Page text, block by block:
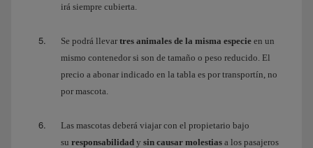
irá siempre cubierta.
Se podrá llevar tres animales de la misma especie en un
mismo contenedor si son de tamaño o peso reducido. El
precio a abonar indicado en la tabla es por transportín, no
por mascota.
Las mascotas deberá viajar con el propietario bajo
su responsabilidad y sin causar molestias a los pasajeros